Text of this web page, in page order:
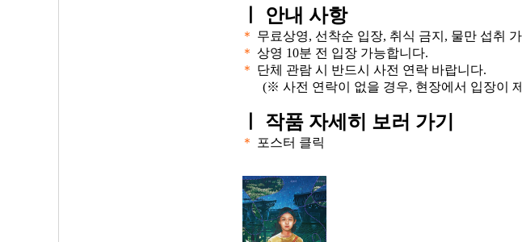
안내 사항
＊ 무료상영, 선착순 입장, 취식 금지, 물만 섭취
＊ 상영 10분 전 입장 가능합니다.
＊ 단체 관람 시 반드시 사전 연락 바랍니다.
(※ 사전 연락이 없을 경우, 현장에서 입장이
작품 자세히 보러 가기
＊ 포스터 클릭